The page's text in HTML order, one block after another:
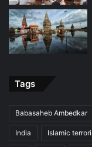
Tags
Babasaheb Ambedkar
India Islamic